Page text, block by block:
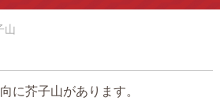
山
に芥子山があります。